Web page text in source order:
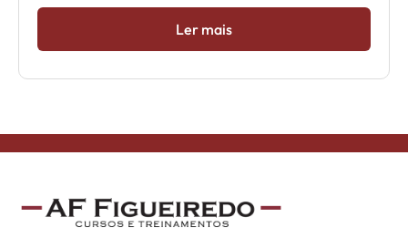
Ler mais